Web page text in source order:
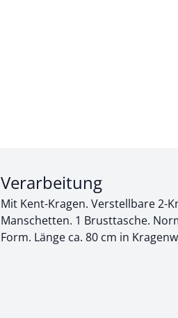
Abschnitt 2 von 3:
Verarbeitung
Mit Kent-Kragen. Verstellbare 2-
Manschetten. 1 Brusttasche.
Form. Länge ca. 80 cm in